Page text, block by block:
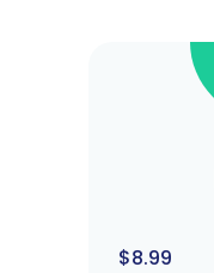
$8.99